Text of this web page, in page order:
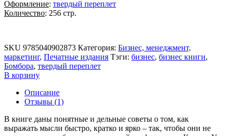
Оформление: твердый переплет
Количество: 256 стр.
SKU 9785040902873 Категория: Бизнес, менеджмент,
маркетинг, Печатные издания Тэги: бизнес, бизнес книги,
Бомбора, твердый переплет
В корзину
Описание
Отзывы (1)
В книге даны понятные и дельные советы о том, как
выражать мысли быстро, кратко и ярко – так, чтобы они не